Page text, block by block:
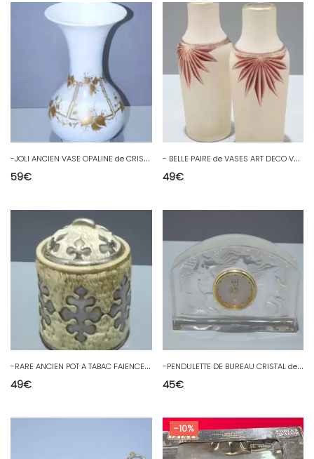
-
JOLI ANCIEN VASE OPALINE de CRISTAL CHARLES X décor feuilles dorées vitrine D
59€
-
BELLE PAIRE de VASES ART DECO VERRE Granité Frises gravées émaillées LEGRAS? D
49€
-
RARE ANCIEN POT A TABAC FAIENCE de LANGEAIS décor style de CROIX de LORRAINE D
49€
-
PENDULETTE DE BUREAU CRISTAL de SEVRES CHEVAUX AU GALOP tour Opaque Vitrine D
45€
-10%